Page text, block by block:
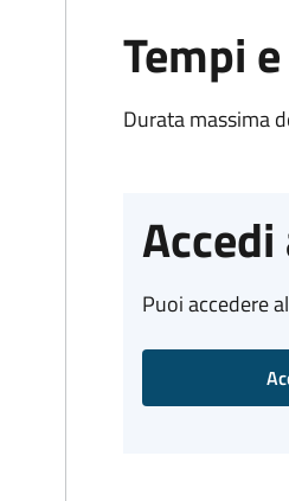
Tempi
Durata massima
Puoi accedere